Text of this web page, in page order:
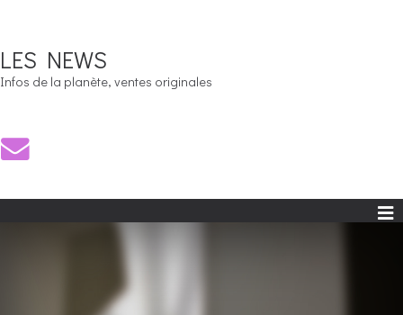
LES NEWS
Infos de la planète, ventes originales